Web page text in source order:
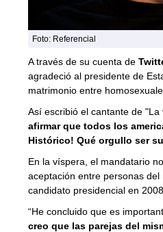
Foto: Referencial
A través de su cuenta de
agradeció al presidente de
matrimonio entre
Así escribió el cantante de "La
afirmar que todos los
Histórico! Qué orgullo ser
En la víspera, el mandatario
aceptación entre personas
candidato presidencial en 2008.
“He concluido que es
creo que las parejas del